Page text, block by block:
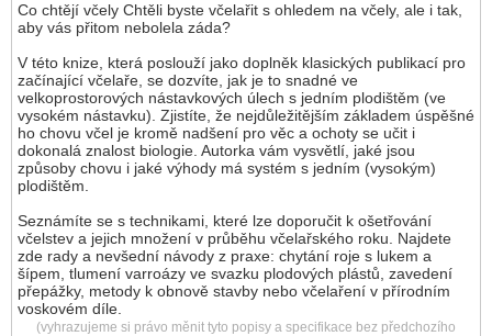
Co chtějí včely Chtěli byste včelařit s ohledem na včely, ale i tak,
aby vás přitom nebolela záda?
V této knize, která poslouží jako doplněk klasických publikací pro
začínající včelaře, se dozvíte, jak je to snadné ve
velkoprostorových nástavkových úlech s jedním plodištěm (ve
vysokém nástavku). Zjistíte, že nejdůležitějším základem úspěšné
ho chovu včel je kromě nadšení pro věc a ochoty se učit i
dokonalá znalost biologie. Autorka vám vysvětlí, jaké jsou
způsoby chovu i jaké výhody má systém s jedním (vysokým)
plodištěm.
Seznámíte se s technikami, které lze doporučit k ošetřování
včelstev a jejich množení v průběhu včelařského roku. Najdete
zde rady a nevšední návody z praxe: chytání roje s lukem a
šípem, tlumení varroázy ve svazku plodových plástů, zavedení
přepážky, metody k obnově stavby nebo včelaření v přírodním
voskovém díle.
(vyhrazujeme si právo měnit tyto popisy a specifikace bez předchozího